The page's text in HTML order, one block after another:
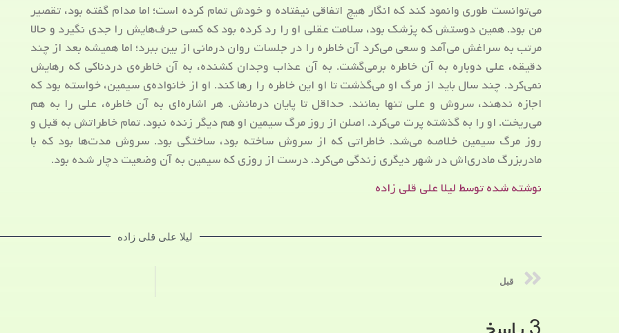
می‌توانست طوری وانمود کند که انگار هیچ اتفاقی نیفتاده و خودش تمام کرده است؛ اما مدام گفته بود، تقصیر
من بود. همین دوستش که پزشک بود، سلامت عقلی او را رد کرده بود که کسی حرف‌هایش را جدی نگیرد و حالا
مرتب به سراغش می‌آمد و سعی می‌کرد آن خاطره را در جلسات روان درمانی از بین ببرد؛ اما همیشه بعد از چند
دقیقه، علی دوباره به آن خاطره برمی‌گشت. به آن عذاب وجدان کشنده، به آن خاطره‌ی دردناکی که رهایش
نمی‌کرد. چند سال باید از مرگ او می‌گذشت تا او این خاطره را رها کند. او از خانواده‌ی سیمین، خواسته بود که
اجازه ندهند، سروش و علی تنها بمانند. حداقل تا پایان درمانش. هر اشاره‌ای به آن خاطره، علی را به هم
می‌ریخت. او را به گذشته پرت می‌کرد. اصلن از روز مرگ سیمین او هم دیگر زنده نبود. تمام خاطراتش به قبل و
روز مرگ سیمین خلاصه می‌شد. خاطراتی که از سروش ساخته بود، ساختگی بود. سروش مدت‌ها بود که با
مادربزرگ مادری‌اش در شهر دیگری زندگی می‌کرد. درست از روزی که سیمین به آن وضعیت دچار شده بود.
نوشته شده توسط لیلا علی قلی زاده
لیلا علی قلی زاده
قبل